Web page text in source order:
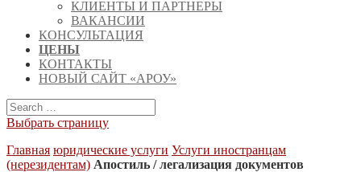
КЛИЕНТЫ И ПАРТНЕРЫ
ВАКАНСИИ
КОНСУЛЬТАЦИЯ
ЦЕНЫ
КОНТАКТЫ
НОВЫЙ САЙТ «АРОУ»
Выбрать страницу
Главная юридические услуги Услуги иностранцам
(нерезидентам) Апостиль / легализация документов